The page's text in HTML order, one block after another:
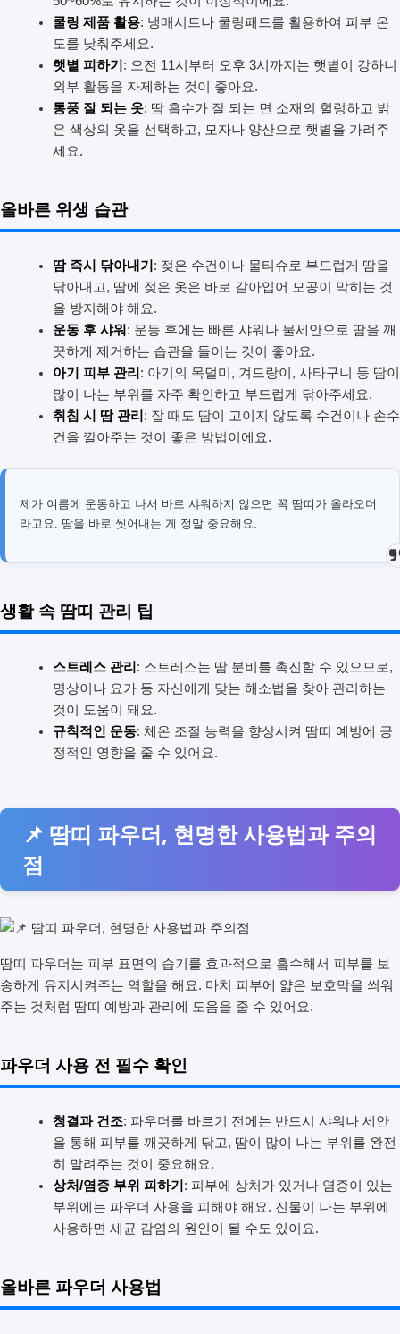
쿨링 제품 활용: 냉매시트나 쿨링패드를 활용하여 피부 온
도를 낮춰주세요.
햇볕 피하기 : 오전 11시부터 오후 3시까지는 햇볕이 강하니
외부 활동을 자제하는 것이 좋아요.
통풍 잘 되는 옷: 땀 흡수가 잘 되는 면 소재의 헐렁하고 밝
은 색상의 옷을 선택하고, 모자나 양산으로 햇볕을 가려주
세요.
올바른 위생 습관
땀 즉시 닦아내기 : 젖은 수건이나 물티슈로 부드럽게 땀을
닦아내고, 땀에 젖은 옷은 바로 갈아입어 모공이 막히는 것
을 방지해야 해요.
운동 후 샤워 : 운동 후에는 빠른 샤워나 물세안으로 땀을 깨
끗하게 제거하는 습관을 들이는 것이 좋아요.
아기 피부 관리 : 아기의 목덜미, 겨드랑이, 사타구니 등 땀이
많이 나는 부위를 자주 확인하고 부드럽게 닦아주세요.
취침 시 땀 관리 : 잘 때도 땀이 고이지 않도록 수건이나 손수
건을 깔아주는 것이 좋은 방법이에요.
제가 여름에 운동하고 나서 바로 샤워하지 않으면 꼭 땀띠가 올라오더
라고요. 땀을 바로 씻어내는 게 정말 중요해요.
생활 속 땀띠 관리 팁
스트레스 관리 : 스트레스는 땀 분비를 촉진할 수 있으므로,
명상이나 요가 등 자신에게 맞는 해소법을 찾아 관리하는
것이 도움이 돼요.
규칙적인 운동: 체온 조절 능력을 향상시켜 땀띠 예방에 긍
정적인 영향을 줄 수 있어요.
📌 땀띠 파우더, 현명한 사용법과 주의
점
땀띠 파우더는 피부 표면의 습기를 효과적으로 흡수해서 피부를 보
송하게 유지시켜주는 역할을 해요. 마치 피부에 얇은 보호막을 씌워
주는 것처럼 땀띠 예방과 관리에 도움을 줄 수 있어요.
파우더 사용 전 필수 확인
청결과 건조: 파우더를 바르기 전에는 반드시 샤워나 세안
을 통해 피부를 깨끗하게 닦고, 땀이 많이 나는 부위를 완전
히 말려주는 것이 중요해요.
상처/염증 부위 피하기 : 피부에 상처가 있거나 염증이 있는
부위에는 파우더 사용을 피해야 해요. 진물이 나는 부위에
사용하면 세균 감염의 원인이 될 수도 있어요.
올바른 파우더 사용법